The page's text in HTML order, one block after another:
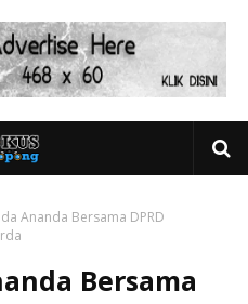
Ananda Bersama DPRD
Bersama